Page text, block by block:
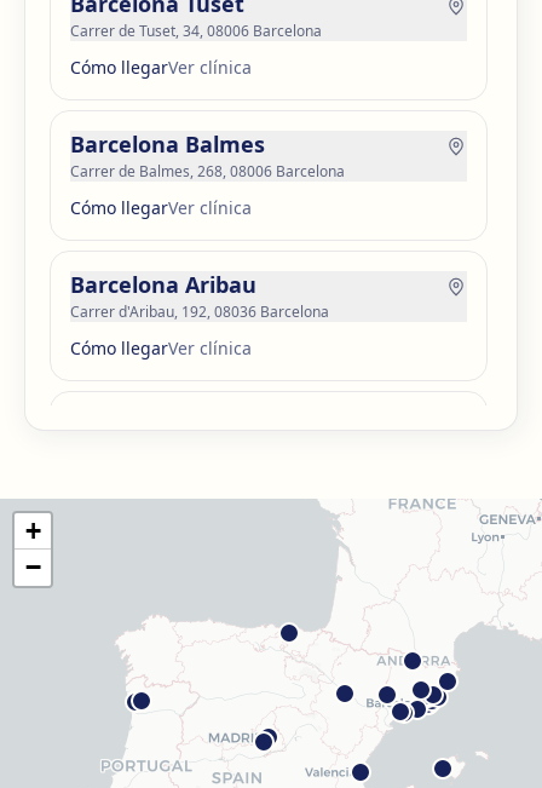
Carrer de Tuset, 34, 08006 Barcelona
Cómo llegarVer clínica
Barcelona Balmes
Carrer de Balmes, 268, 08006 Barcelona
Cómo llegarVer clínica
Barcelona Aribau
Carrer d'Aribau, 192, 08036 Barcelona
Cómo llegarVer clínica
Barcelona Guinardó
Carrer dels Madrazo, 60-66, Sarrià-Sant Gervasi, 08006
Cómo llegar Ver clínica
Barcelona Poblenou
Av. Diagonal, 141, Sant Martí, 08018 Barcelona
+
−